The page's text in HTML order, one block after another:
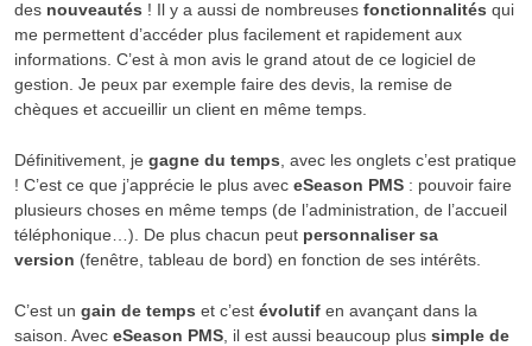
des nouveautés ! Il y a aussi de nombreuses fonctionnalités qui
me permettent d’accéder plus facilement et rapidement aux
informations. C’est à mon avis le grand atout de ce logiciel de
gestion. Je peux par exemple faire des devis, la remise de
chèques et accueillir un client en même temps.
Définitivement, je gagne du temps , avec les onglets c’est pratique
! C’est ce que j’apprécie le plus avec eSeason PMS : pouvoir faire
plusieurs choses en même temps (de l’administration, de l’accueil
téléphonique…). De plus chacun peut personnaliser sa
version (fenêtre, tableau de bord) en fonction de ses intérêts.
C’est un gain de temps et c’est évolutif en avançant dans la
saison. Avec eSeason PMS , il est aussi beaucoup plus simple de